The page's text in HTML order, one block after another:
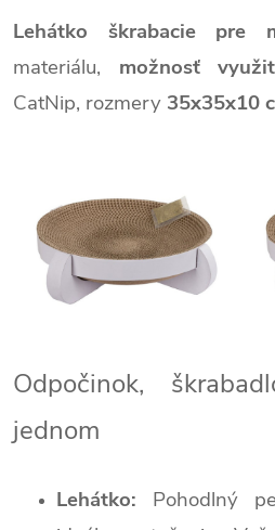
Lehátko škrabacie pre
materiálu, možnosť
CatNip, rozmery 35x35x10
Odpočinok,
jednom
Lehátko: Pohodlný